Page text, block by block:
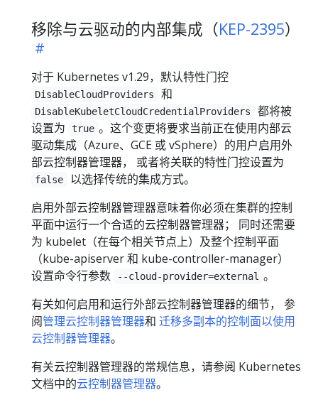
移除与云驱动的内部集成（KEP-2395）
对于 Kubernetes v1.29，默认特性门控
DisableCloudProviders 和
DisableKubeletCloudCredentialProviders
都将被
设置为
true 。这个变更将要求当前正在使用内部云
驱动集成（Azure、GCE 或 vSphere）的用户启用外
部云控制器管理器， 或者将关联的特性门控设置为
false
以选择传统的集成方式。
启用外部云控制器管理器意味着你必须在集群的控制
平面中运行一个合适的云控制器管理器； 同时还需要
为 kubelet（在每个相关节点上）及整个控制平面
（kube-apiserver 和 kube-controller-manager）
设置命令行参数
--cloud-provider=external 。
有关如何启用和运行外部云控制器管理器的细节， 参
阅管理云控制器管理器和 迁移多副本的控制面以使用
云控制器管理器。
有关云控制器管理器的常规信息，请参阅 Kubernetes
文档中的云控制器管理器。